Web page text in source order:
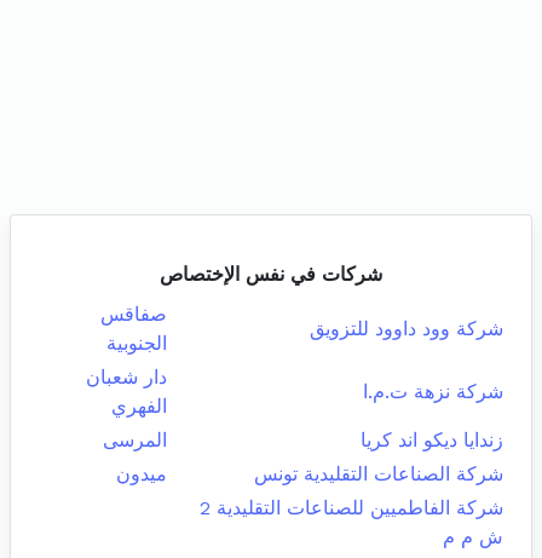
شركات في نفس الإختصاص
شركة وود داوود للتزويق
صفاقس
الجنوبية
شركة نزهة ت.م.ا
دار شعبان
الفهري
زندايا ديكو اند كريا
المرسى
شركة الصناعات التقليدية تونس
ميدون
شركة الفاطميين للصناعات التقليدية 2
ش م م